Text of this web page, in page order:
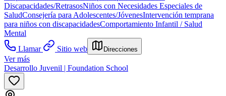
Discapacidades/RetrasosNiños con Necesidades Especiales de
SaludConsejería para Adolescentes/JóvenesIntervención temprana
para niños con discapacidadesComportamiento Infantil / Salud
Mental
Llamar
Sitio web Direcciones
Ver más
Desarrollo Juvenil | Foundation School